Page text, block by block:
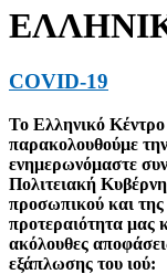
COVID-19
Το Ελληνικό Κέντρο
παρακολουθούμε
ενημερωνόμαστε
Πολιτειακή
προσωπικού και της
προτεραιότητα μας
ακόλουθες
εξάπλωσης του ιού: